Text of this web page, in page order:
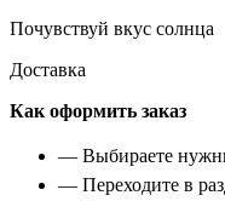
Почувствуй вкус солнца
Доставка
Как оформить заказ
— Выбираете
— Переходите в